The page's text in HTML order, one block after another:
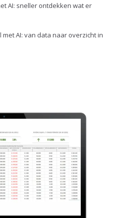
AI: sneller ontdekken wat er
AI: van data naar overzicht in